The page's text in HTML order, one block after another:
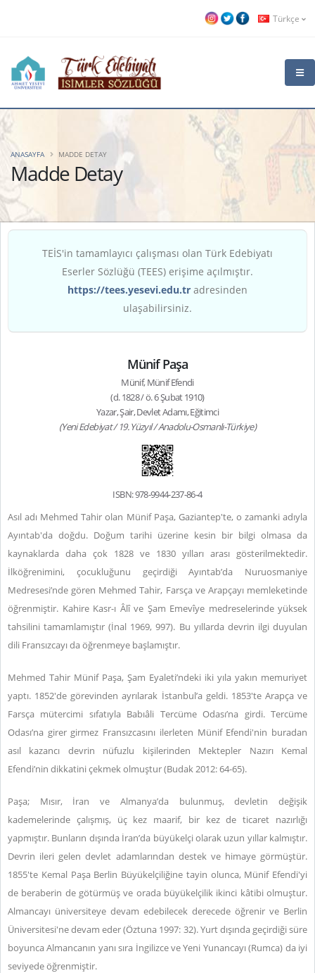
Türkçe
Madde Detay
ANASAYFA MADDE DETAY
TEİS'in tamamlayıcı çalışması olan Türk Edebiyatı
Eserler Sözlüğü (TEES) erişime açılmıştır.
https://tees.yesevi.edu.tr adresinden
ulaşabilirsiniz.
Münif Paşa
Münif, Münif Efendi
(d. 1828 / ö. 6 Şubat 1910)
Yazar, Şair, Devlet Adamı, Eğitimci
(Yeni Edebiyat / 19. Yüzyıl / Anadolu-Osmanlı-Türkiye)
ISBN: 978-9944-237-86-4
Asıl adı Mehmed Tahir olan Münif Paşa, Gaziantep'te, o zamanki adıyla
Ayıntab'da doğdu. Doğum tarihi üzerine kesin bir bilgi olmasa da
kaynaklarda daha çok 1828 ve 1830 yılları arası gösterilmektedir.
İlköğrenimini, çocukluğunu geçirdiği Ayıntab’da Nuruosmaniye
Medresesi’nde gören Mehmed Tahir, Farsça ve Arapçayı memleketinde
öğrenmiştir. Kahire Kasr-ı Âlî ve Şam Emevîye medreselerinde yüksek
tahsilini tamamlamıştır (İnal 1969, 997). Bu yıllarda devrin ilgi duyulan
dili Fransızcayı da öğrenmeye başlamıştır.
Mehmed Tahir Münif Paşa, Şam Eyaleti’ndeki iki yıla yakın memuriyet
yaptı. 1852'de görevinden ayrılarak İstanbul’a geldi. 1853'te Arapça ve
Farsça mütercimi sıfatıyla Babıâli Tercüme Odası’na girdi. Tercüme
Odası’na girer girmez Fransızcasını ilerleten Münif Efendi'nin buradan
asıl kazancı devrin nüfuzlu kişilerinden Mektepler Nazırı Kemal
Efendi’nin dikkatini çekmek olmuştur (Budak 2012: 64-65).
Paşa; Mısır, İran ve Almanya’da bulunmuş, devletin değişik
kademelerinde çalışmış, üç kez maarif, bir kez de ticaret nazırlığı
yapmıştır. Bunların dışında İran’da büyükelçi olarak uzun yıllar kalmıştır.
Devrin ileri gelen devlet adamlarından destek ve himaye görmüştür.
1855'te Kemal Paşa Berlin Büyükelçiliğine tayin olunca, Münif Efendi'yi
de beraberin de götürmüş ve orada büyükelçilik ikinci kâtibi olmuştur.
Almancayı üniversiteye devam edebilecek derecede öğrenir ve Berlin
Üniversitesi'ne devam eder (Öztuna 1997: 32). Yurt dışında geçirdiği süre
boyunca Almancanın yanı sıra İngilizce ve Yeni Yunancayı (Rumca) da iyi
seviyede öğrenmiştir.